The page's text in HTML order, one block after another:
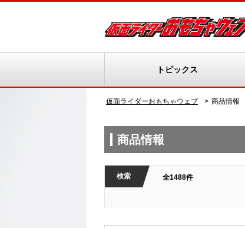
トピックス
仮面ライダーおもちゃウェブ 商品情報
商品情報
検索 全1488件